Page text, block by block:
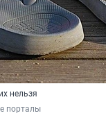
нельзя
порталы